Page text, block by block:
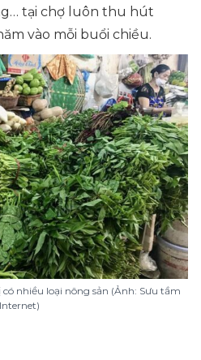
tại chợ luôn thu hút
vào mỗi buổi chiều.
nhiều loại nông sản (Ảnh: Sưu tầm
Internet)